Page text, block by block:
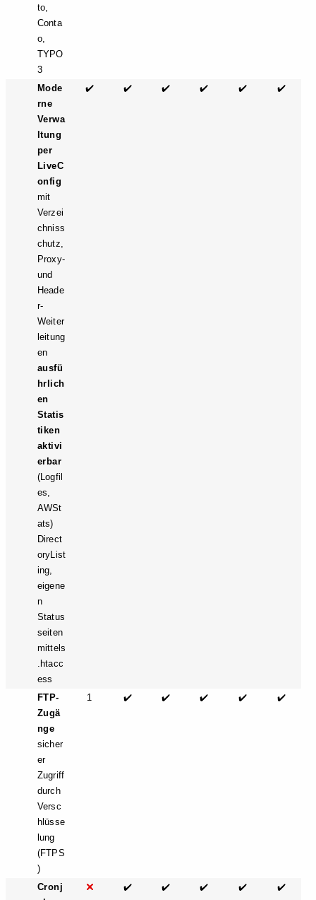
to,
Conta
o,
TYPO
3
Mode
rne
Verwa
ltung
per
LiveC
onfig
mit
Verzei
chniss
chutz,
Proxy-
und
Heade
r-
Weiter
leitung
en
ausfü
hrlich
en
Statis
tiken
aktivi
erbar
(Logfil
es,
AWSt
ats)
Direct
oryList
ing,
eigene
n
Status
seiten
mittels
.htacc
ess
✔️ ✔️ ✔️ ✔️ ✔️ ✔️
FTP-
Zugä
nge
sicher
er
Zugriff
durch
Versc
hlüsse
lung
(FTPS
)
1 ✔️ ✔️ ✔️ ✔️ ✔️
Cronj
✔️ ✔️ ✔️ ✔️ ✔️